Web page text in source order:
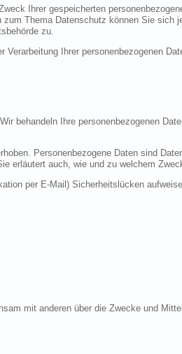
Ihrer gespeicherten
Thema Datenschutz können Sie sich
zu.
Ihrer personenbezogenen
behandeln Ihre personenbezogenen
Personenbezogene Daten sind
erläutert auch, wie und zu welchem
per E-Mail) Sicherheitslücken
mit anderen über die Zwecke und